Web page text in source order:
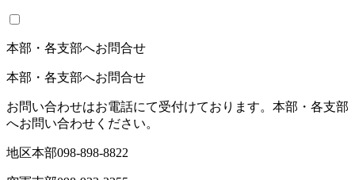
本部・各支部へお問合せ
本部・各支部へお問合せ
お問い合わせはお電話にて受付けております。本部・各支部
へお問い合わせください。
地区本部098-898-8822